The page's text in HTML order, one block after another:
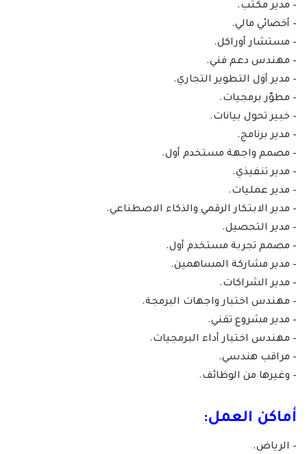
– مدير مكتب.
– أخصائي مالي.
– مستشار أوراكل.
– مهندس دعم فني.
– مدير أول التطوير التجاري.
– مطوّر برمجيات.
– خبير تحول بيانات.
– مدير برنامج.
– مصمم واجهة مستخدم أول.
– مدير تنفيذي.
– مدير عمليات.
– مدير الابتكار الرقمي والذكاء الاصطناعي.
– مدير التحصيل.
– مصمم تجربة مستخدم أول.
– مدير مشاركة المساهمين.
– مدير الشراكات.
– مهندس اختبار واجهات البرمجة.
– مدير مشروع تقني.
– مهندس اختبار أداء البرمجيات.
– مراقب هندسي.
– وغيرها من الوظائف.
أماكن العمل:
– الرياض.